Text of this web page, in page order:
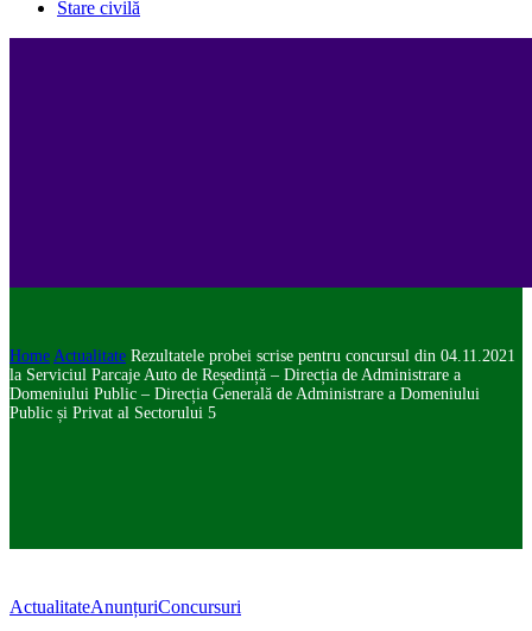
Stare civilă
Home Actualitate Rezultatele probei scrise pentru concursul din 04.11.2021
la Serviciul Parcaje Auto de Reședință – Direcția de Administrare a
Domeniului Public – Direcția Generală de Administrare a Domeniului
Public și Privat al Sectorului 5
ActualitateAnunțuriConcursuri